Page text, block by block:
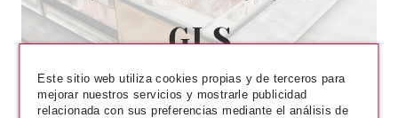
Este sitio web utiliza cookies propias y de terceros para
mejorar nuestros servicios y mostrarle publicidad
relacionada con sus preferencias mediante el análisis de